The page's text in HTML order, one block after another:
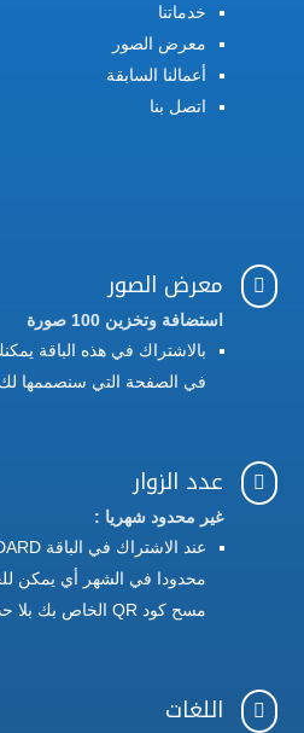
خدماتنا
معرض الصور
أعمالنا السابقة
اتصل بنا
 معرض الصور
استضافة وتخزين 100 صورة
في الصفحة التي سنصممها
 عدد الزوار
غير محدود شهريا :
محدودا في الشهر أي يمكن
مسح كود QR الخاص بك بلا حدود
 اللغات